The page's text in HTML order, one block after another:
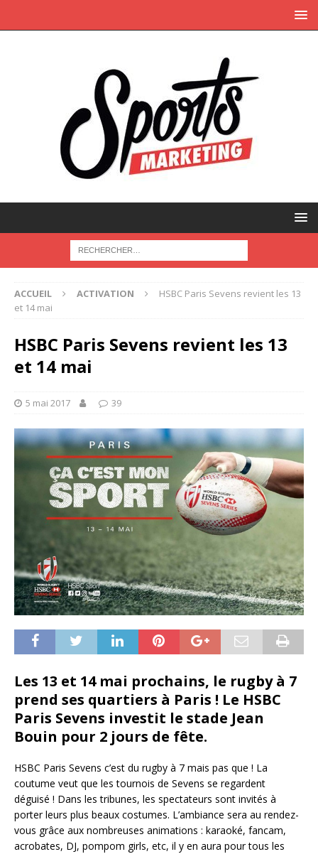
ACCUEIL ACTIVATION
HSBC Paris Sevens revient les 13
et 14 mai
HSBC Paris Sevens revient les 13
et 14 mai
5 mai 2017 39
Les 13 et 14 mai prochains, le rugby à 7
prend ses quartiers à Paris ! Le HSBC
Paris Sevens investit le stade Jean
Bouin pour 2 jours de fête.
HSBC Paris Sevens c’est du rugby à 7 mais pas que ! La
coutume veut que les tournois de Sevens se regardent
déguisé ! Dans les tribunes, les spectateurs sont invités à
porter leurs plus beaux costumes. L’ambiance sera au rendez-
vous grâce aux nombreuses animations : karaoké, fancam,
acrobates, DJ, pompom girls, etc, il y en aura pour tous les